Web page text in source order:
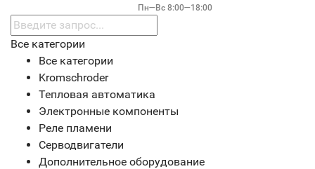
Пн—Вс 8:00—18:00
Все категории
Все категории
Kromschroder
Тепловая автоматика
Электронные компоненты
Реле пламени
Серводвигатели
Дополнительное оборудование